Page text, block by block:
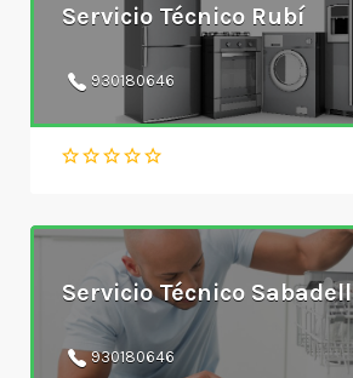
Servicio Técnico Rubí
930180646
Servicio Técnico Sabadell
930180646